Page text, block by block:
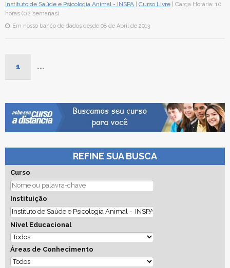
Instituto de Saúde e Psicologia Animal - INSPA Curso Livre | Carga Horária: 10
horas (02 semanas)
Em nosso banco de dados desde 08 de Abril de 2013
1 ...
REFINE SUA BUSCA
Curso
Instituição
Nível Educacional
Áreas de Conhecimento